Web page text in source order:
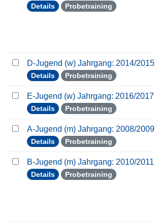
Details Probetraining
D-Jugend (w) Jahrgang: 2014/2015
Details Probetraining
E-Jugend (w) Jahrgang: 2016/2017
Details Probetraining
A-Jugend (m) Jahrgang: 2008/2009
Details Probetraining
B-Jugend (m) Jahrgang: 2010/2011
Details Probetraining